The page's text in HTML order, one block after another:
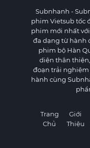
Subnhanh -
phim Vietsub tốc
phim mới nhất
đa dạng từ hành
phim bộ Hàn
diện thân
đoạn trải nghiệm
hành cùng
Trang
Chủ
Giới
Thiệu